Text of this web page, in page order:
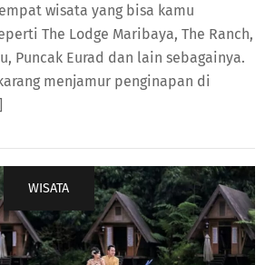
wisata yang bisa kamu
The Lodge Maribaya, The Ranch,
Puncak Eurad dan lain sebagainya.
menjamur penginapan di
WISATA